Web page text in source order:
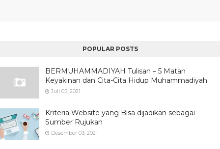
POPULAR POSTS
BERMUHAMMADIYAH Tulisan – 5 Matan
Keyakinan dan Cita-Cita Hidup Muhammadiyah
Juli 05, 2021
Kriteria Website yang Bisa dijadikan sebagai
Sumber Rujukan
Desember 03, 2021